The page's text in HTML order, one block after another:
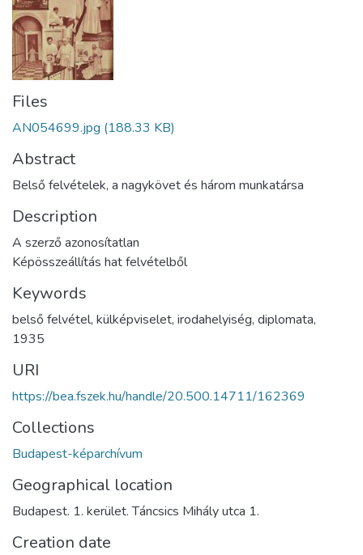
Files
AN054699.jpg (188.33 KB)
Abstract
Belső felvételek, a nagykövet és három munkatársa
Description
A szerző azonosítatlan
Képösszeállítás hat felvételből
Keywords
belső felvétel, külképviselet, irodahelyiség, diplomata,
1935
URI
https://bea.fszek.hu/handle/20.500.14711/162369
Collections
Budapest-képarchívum
Geographical location
Budapest. 1. kerület. Táncsics Mihály utca 1.
Creation date